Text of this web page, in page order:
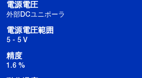
電源電圧
外部DCユニポーラ
電源電圧範囲
5 - 5 V
精度
1.6 %